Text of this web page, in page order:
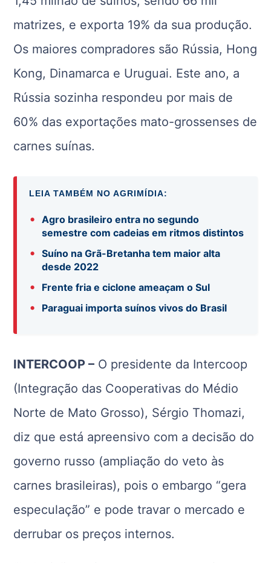
matrizes, e exporta 19% da sua produção.
Os maiores compradores são Rússia, Hong
Kong, Dinamarca e Uruguai. Este ano, a
Rússia sozinha respondeu por mais de
60% das exportações mato-grossenses de
carnes suínas.
LEIA TAMBÉM NO AGRIMÍDIA:
•
Agro brasileiro entra no segundo
semestre com cadeias em ritmos distintos
•
Suíno na Grã-Bretanha tem maior alta
desde 2022
• Frente fria e ciclone ameaçam o Sul
• Paraguai importa suínos vivos do Brasil
INTERCOOP – O presidente da Intercoop
(Integração das Cooperativas do Médio
Norte de Mato Grosso), Sérgio Thomazi,
diz que está apreensivo com a decisão do
governo russo (ampliação do veto às
carnes brasileiras), pois o embargo “gera
especulação” e pode travar o mercado e
derrubar os preços internos.